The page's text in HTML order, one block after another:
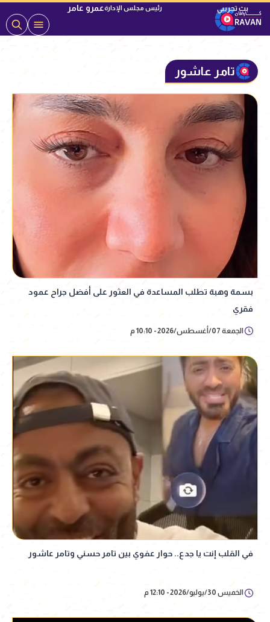
رئيس مجلس الإدارةعمرو عامر
تامر عاشور
بسمة وهبة تطلب المساعدة في العثور على أفضل جراح عمود
فقري
الجمعة 07/أغسطس/2026 - 10:10 م
في القلب إنت يا جدع.. حوار عفوي بين تامر حسني وتامر عاشور
الخميس 30/يوليو/2026 - 12:10 م